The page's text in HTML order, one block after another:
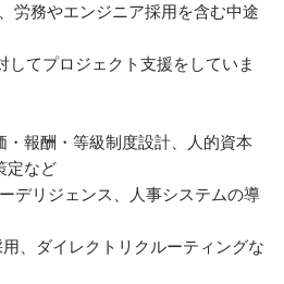
労務やエンジニア採用を含む中途
してプロジェクト支援をしていま
報酬・等級制度設計、人的資本
定など
デリジェンス、人事システムの導
、ダイレクトリクルーティングな